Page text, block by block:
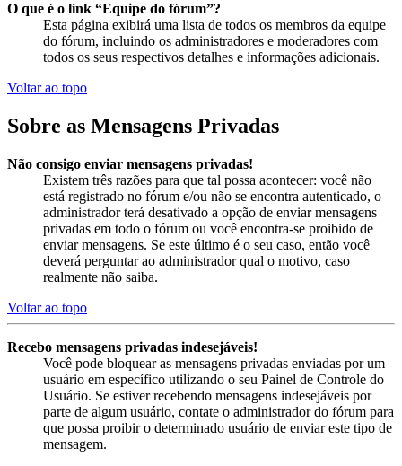
O que é o link “Equipe do fórum”?
Esta página exibirá uma lista de todos os membros da equipe
do fórum, incluindo os administradores e moderadores com
todos os seus respectivos detalhes e informações adicionais.
Voltar ao topo
Sobre as Mensagens Privadas
Não consigo enviar mensagens privadas!
Existem três razões para que tal possa acontecer: você não
está registrado no fórum e/ou não se encontra autenticado, o
administrador terá desativado a opção de enviar mensagens
privadas em todo o fórum ou você encontra-se proibido de
enviar mensagens. Se este último é o seu caso, então você
deverá perguntar ao administrador qual o motivo, caso
realmente não saiba.
Voltar ao topo
Recebo mensagens privadas indesejáveis!
Você pode bloquear as mensagens privadas enviadas por um
usuário em específico utilizando o seu Painel de Controle do
Usuário. Se estiver recebendo mensagens indesejáveis por
parte de algum usuário, contate o administrador do fórum para
que possa proibir o determinado usuário de enviar este tipo de
mensagem.